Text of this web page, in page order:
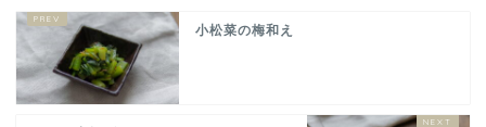
小松菜の梅和え